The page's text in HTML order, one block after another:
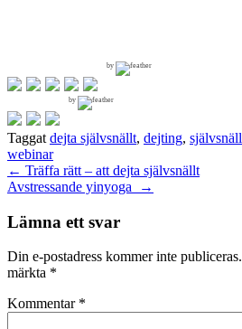
by
by
Taggat dejta självsnällt, dejting, självsnäll
webinar
Inläggsnavigering
← Träffa rätt – att dejta självsnällt
Avstressande yinyoga
→
Lämna ett svar
Din e-postadress kommer inte publiceras.
märkta *
Kommentar *